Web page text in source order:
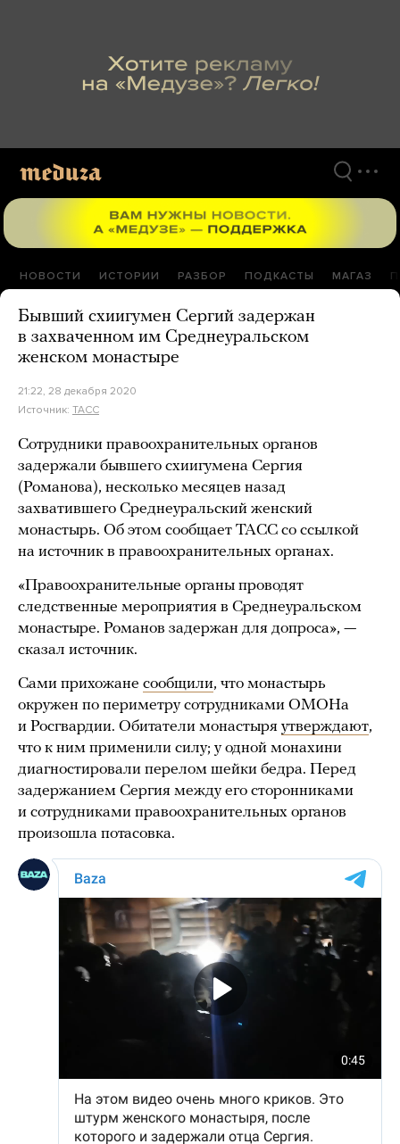
НОВОСТИ ИСТОРИИ РАЗБОР ПОДКАСТЫ МАГАЗ
Бывший схиигумен Сергий задержан
в захваченном им Среднеуральском
женском монастыре
21:22, 28 декабря 2020
Источник: ТАСС
Сотрудники правоохранительных органов
задержали бывшего схиигумена Сергия
(Романова), несколько месяцев назад
захватившего Среднеуральский женский
монастырь. Об этом сообщает ТАСС со ссылкой
на источник в правоохранительных органах.
«Правоохранительные органы проводят
следственные мероприятия в Среднеуральском
монастыре. Романов задержан для допроса», —
сказал источник.
Сами прихожане сообщили, что монастырь
окружен по периметру сотрудниками ОМОНа
и Росгвардии. Обитатели монастыря утверждают,
что к ним применили силу; у одной монахини
диагностировали перелом шейки бедра. Перед
задержанием Сергия между его сторонниками
и сотрудниками правоохранительных органов
произошла потасовка.